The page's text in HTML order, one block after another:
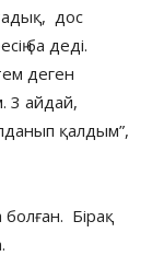
дос
ба деді.
деген
3 айдай,
қалдым”,
болған. Бірақ